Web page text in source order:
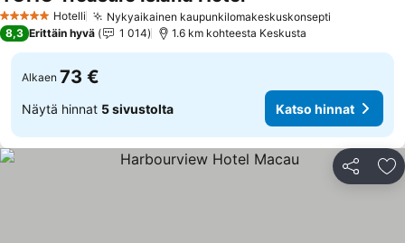
5 Tähtiluokitus
Hotelli Nykyaikainen kaupunkilomakeskuskonsepti
8,3 Erittäin hyvä 1 014 1.6 km kohteesta Keskusta
Alkaen 73 €
Näytä hinnat 5 sivustolta Katso hinnat
Jaa